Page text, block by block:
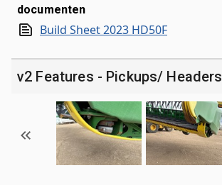
documenten
Build Sheet 2023 HD50F
v2 Features - Pickups/ Headers